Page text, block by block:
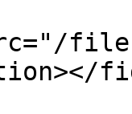
files/